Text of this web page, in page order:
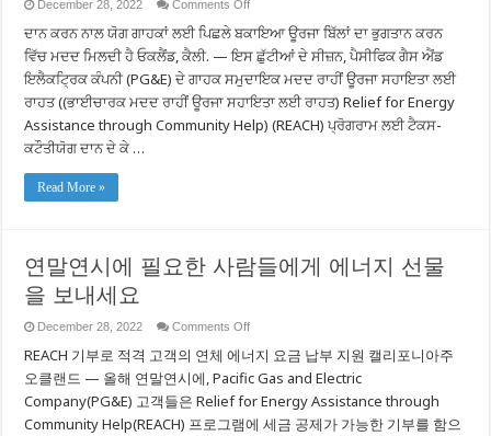
December 28, 2022 Comments Offon
ਛੁੱਟੀ
ਸੀਜ਼ਨ
ਦੀ
ਜ਼ਰੂਰਤਮੰਦ
ਲੋਕਾਂ
ਊਰਜਾ
ਦਾਨ ਕਰਨ ਨਾਲ ਯੋਗ ਗਾਹਕਾਂ ਲਈ ਪਿਛਲੇ ਬਕਾਇਆ ਊਰਜਾ ਬਿੱਲਾਂ ਦਾ ਭੁਗਤਾਨ ਕਰਨ
ਵਿੱਚ ਮਦਦ ਮਿਲਦੀ ਹੈ ਓਕਲੈਂਡ, ਕੈਲੀ. — ਇਸ ਛੁੱਟੀਆਂ ਦੇ ਸੀਜ਼ਨ, ਪੈਸੀਫਿਕ ਗੈਸ ਐਂਡ
ਇਲੈਕਟ੍ਰਿਕ ਕੰਪਨੀ (PG&E) ਦੇ ਗਾਹਕ ਸਮੁਦਾਇਕ ਮਦਦ ਰਾਹੀਂ ਊਰਜਾ ਸਹਾਇਤਾ ਲਈ
ਰਾਹਤ ((ਭਾਈਚਾਰਕ ਮਦਦ ਰਾਹੀਂ ਊਰਜਾ ਸਹਾਇਤਾ ਲਈ ਰਾਹਤ) Relief for Energy
Assistance through Community Help) (REACH) ਪ੍ਰੋਗਰਾਮ ਲਈ ਟੈਕਸ-
ਕਟੌਤੀਯੋਗ ਦਾਨ ਦੇ ਕੇ …
Read More »
연말연시에 필요한 사람들에게 에너지 선물
을 보내세요
December 28, 2022 Comments Offon
말
연
에
필
REACH 기부로 적격 고객의 연체 에너지 요금 납부 지원 캘리포니아주
오클랜드 — 올해 연말연시에, Pacific Gas and Electric
Company(PG&E) 고객들은 Relief for Energy Assistance through
Community Help(REACH) 프로그램에 세금 공제가 가능한 기부를 함으